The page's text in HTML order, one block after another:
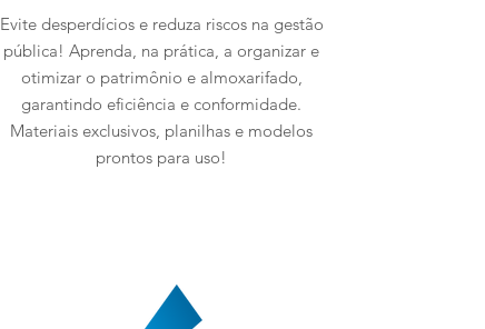
Evite desperdícios e reduza riscos na gestão
pública! Aprenda, na prática, a organizar e
otimizar o patrimônio e almoxarifado,
garantindo eficiência e conformidade.
Materiais exclusivos, planilhas e modelos
prontos para uso!